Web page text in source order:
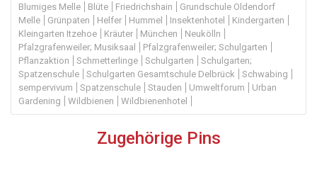
Blumiges Melle
Blüte Friedrichshain
Grundschule Oldendorf
Melle
Grünpaten Helfer Hummel Insektenhotel
Kindergarten
Kleingarten Itzehoe
Kräuter München
Neukölln
Pfalzgrafenweiler; Musiksaal
Pfalzgrafenweiler; Schulgarten
Pflanzaktion
Schmetterlinge Schulgarten
Schulgarten;
Spatzenschule
Schulgarten Gesamtschule Delbrück
Schwabing
sempervivum
Spatzenschule Stauden Umweltforum
Urban
Gardening
Wildbienen Wildbienenhotel
Zugehörige Pins